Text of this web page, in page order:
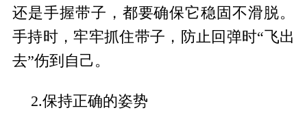
还是手握带子，都要确保它稳固不滑脱。
手持时，牢牢抓住带子，防止回弹时“飞出
去”伤到自己。
2.保持正确的姿势